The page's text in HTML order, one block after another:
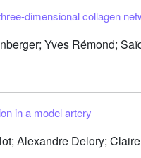
dimensional collagen
Yves Rémond;
in a model artery
Alexandre Delory;